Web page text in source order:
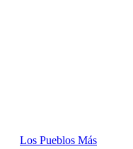
Los Pueblos Más